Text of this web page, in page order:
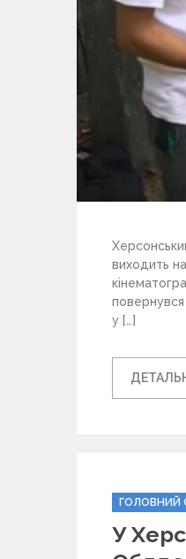
виходить
у […]
C
a
t
e
ГОЛОВНИЙ
У